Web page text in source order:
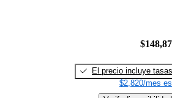
El precio incluye tasas
$2,820/mes